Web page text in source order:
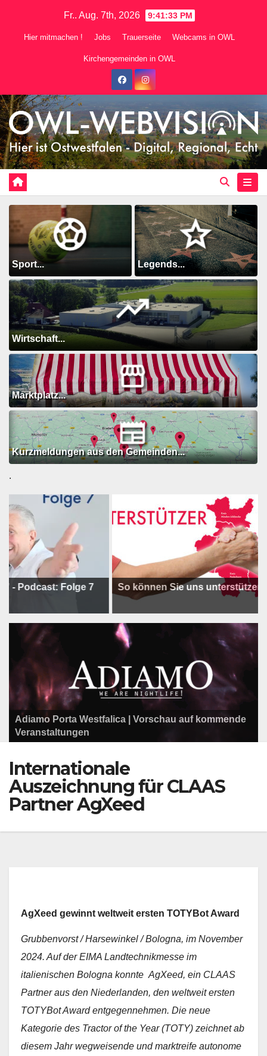
Fr.. Aug. 7th, 2026 9:41:34 PM
Hier mitmachen ! Jobs Trauerseite Webcams in OWL
Kirchengemeinden in OWL
Sport... Legends...
Wirtschaft...
Marktplatz...
Kurzmeldungen aus den Gemeinden...
.
Folge 7 So können Sie uns unterstützen !
Programm der Komödie am Klosterplatz.
Litfaßsäule Überregional
Adiamo Porta Westfalica | Vorschau auf kommende
Veranstaltungen
Litfaßsäule Überregional
Tanzfest Bielefeld - 19. Juli bis 1. August 2026
Litfaßsäule Überregional
Internationale
Auszeichnung für CLAAS
Partner AgXeed
AgXeed gewinnt weltweit ersten TOTYBot Award
Grubbenvorst / Harsewinkel / Bologna, im November
2024. Auf der EIMA Landtechnikmesse im
italienischen Bologna konnte AgXeed, ein CLAAS
Partner aus den Niederlanden, den weltweit ersten
TOTYBot Award entgegennehmen. Die neue
Kategorie des Tractor of the Year (TOTY) zeichnet ab
diesem Jahr wegweisende und marktreife autonome